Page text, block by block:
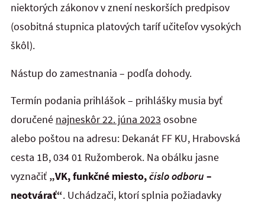
niektorých zákonov v znení neskorších predpisov
(osobitná stupnica platových taríf učiteľov vysokých
škôl).
Nástup do zamestnania – podľa dohody.
Termín podania prihlášok – prihlášky musia byť
doručené najneskôr 22. júna 2023 osobne
alebo poštou na adresu: Dekanát FF KU, Hrabovská
cesta 1B, 034 01 Ružomberok. Na obálku jasne
vyznačiť „VK, funkčné miesto,číslo odboru–
neotvárať“. Uchádzači, ktorí splnia požiadavky